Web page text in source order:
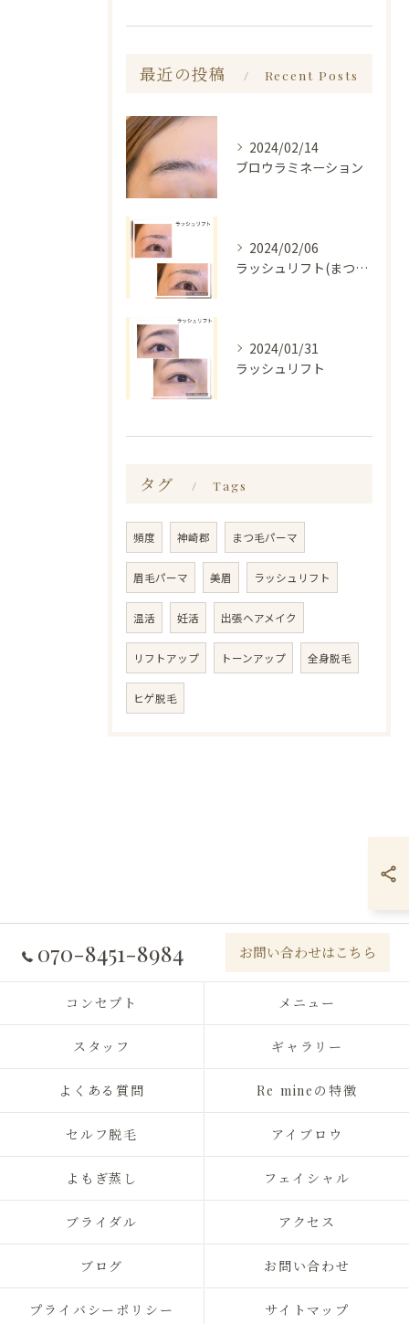
最近の投稿 Recent Posts
2024/02/14
ブロウラミネーション
2024/02/06
ラッシュリフト(まつ毛パーマ)
2024/01/31
ラッシュリフト
タグ Tags
頻度 神崎郡 まつ毛パーマ
眉毛パーマ 美眉 ラッシュリフト
温活 妊活 出張ヘアメイク
リフトアップ トーンアップ 全身脱毛
ヒゲ脱毛
070-8451-8984 お問い合わせはこちら
コンセプト メニュー
スタッフ ギャラリー
よくある質問 Re mineの特徴
セルフ脱毛 アイブロウ
よもぎ蒸し フェイシャル
ブライダル アクセス
ブログ お問い合わせ
プライバシーポリシー サイトマップ